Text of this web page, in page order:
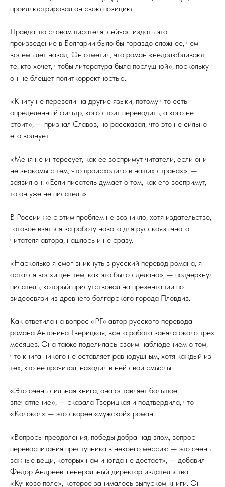
проиллюстрировал он свою позицию.
Правда, по словам писателя, сейчас издать это
произведение в Болгарии было бы гораздо сложнее, чем
восемь лет назад. Он отметил, что роман «недолюбливают
те, кто хочет, чтобы литература была послушной», поскольку
он не блещет политкорректностью.
«Книгу не перевели на другие языки, потому что есть
определенный фильтр, кого стоит переводить, а кого не
стоит», — признал Славов, но рассказал, что это не сильно
его волнует.
«Меня не интересует, как ее воспримут читатели, если они
не знакомы с тем, что происходило в наших странах», —
заявил он. «Если писатель думает о том, как его воспримут,
то он уже не писатель».
В России же с этим проблем не возникло, хотя издательство,
готовое взяться за работу нового для русскоязычного
читателя автора, нашлось и не сразу.
«Насколько я смог вникнуть в русский перевод романа, я
остался восхищен тем, как это было сделано», — подчеркнул
писатель, который присутствовал на презентации по
видеосвязи из древнего болгарского города Пловдив.
Как ответила на вопрос «РГ» автор русского перевода
романа Антонина Тверицкая, всего работа заняла около трех
месяцев. Она также поделилась своим наблюдением о том,
что книга никого не оставляет равнодушным, хотя каждый из
тех, кто ее прочитал, находил в ней свои смыслы.
«Это очень сильная книга, она оставляет большое
впечатление», — сказала Тверицкая и подтвердила, что
«Колокол» — это скорее «мужской» роман.
«Вопросы преодоления, победы добра над злом, вопрос
перевоспитания преступника в некоего мессию — это очень
важные вещи, которых нам иногда не достает», — добавил
Федор Андреев, генеральный директор издательства
«Кучково поле», которое занималось выпуском книги. Он